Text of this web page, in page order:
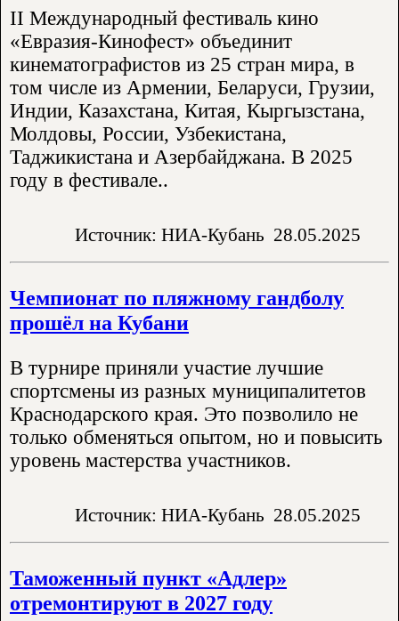
II Международный фестиваль кино
«Евразия-Кинофест» объединит
кинематографистов из 25 стран мира, в
том числе из Армении, Беларуси, Грузии,
Индии, Казахстана, Китая, Кыргызстана,
Молдовы, России, Узбекистана,
Таджикистана и Азербайджана. В 2025
году в фестивале..
Источник: НИА-Кубань 28.05.2025
Чемпионат по пляжному гандболу
прошёл на Кубани
В турнире приняли участие лучшие
спортсмены из разных муниципалитетов
Краснодарского края. Это позволило не
только обменяться опытом, но и повысить
уровень мастерства участников.
Источник: НИА-Кубань 28.05.2025
Таможенный пункт «Адлер»
отремонтируют в 2027 году